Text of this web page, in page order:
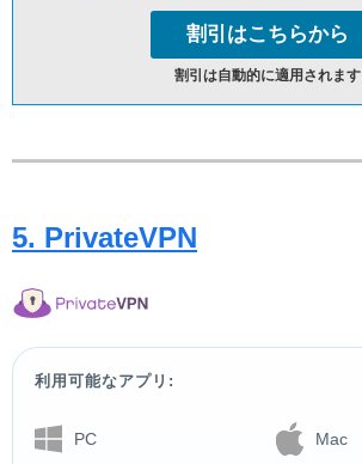
割引はこちらから
割引は自動的に適用されます
5. PrivateVPN
利用可能なアプリ:
PC Mac